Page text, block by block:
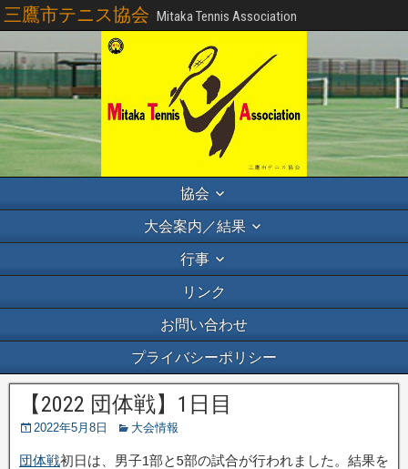
三鷹市テニス協会 Mitaka Tennis Association
協会
大会案内／結果
行事
リンク
お問い合わせ
プライバシーポリシー
【2022 団体戦】1日目
2022年5月8日 大会情報
団体戦初日は、男子1部と5部の試合が行われました。結果を